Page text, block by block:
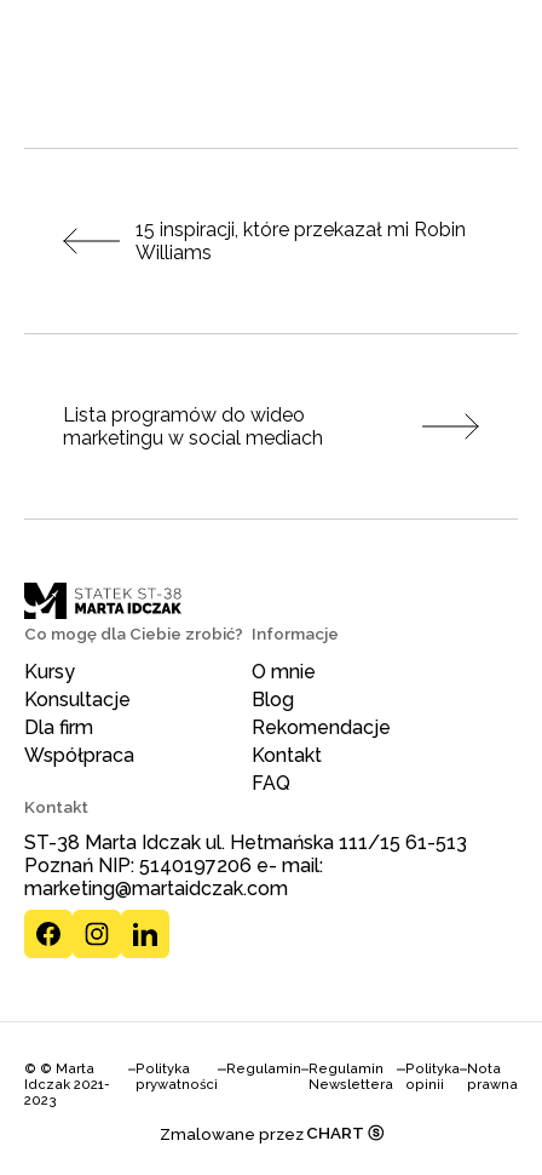
Poprzedni post:
15 inspiracji, które przekazał mi Robin
Williams
Natępny post:
Lista programów do wideo
marketingu w social mediach
Co mogę dla Ciebie zrobić?
Kursy
Konsultacje
Dla firm
Współpraca
Informacje
O mnie
Blog
Rekomendacje
Kontakt
FAQ
Kontakt
ST-38 Marta Idczak ul. Hetmańska 111/15 61-513
Poznań NIP: 5140197206 e- mail:
marketing@martaidczak.com
© © Marta
Idczak 2021-
2023
Polityka
prywatności
Regulamin
Regulamin
Newslettera
Polityka
opinii
Nota
prawna
Zmalowane przez CHART ⓢ